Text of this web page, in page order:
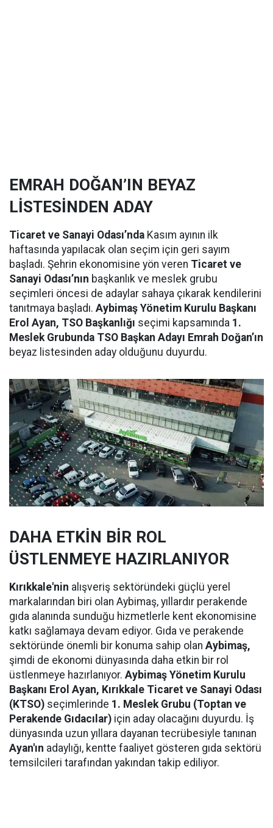
EMRAH DOĞAN’IN BEYAZ
LİSTESİNDEN ADAY
Ticaret ve Sanayi Odası’nda Kasım ayının ilk
haftasında yapılacak olan seçim için geri sayım
başladı. Şehrin ekonomisine yön veren Ticaret ve
Sanayi Odası’nın başkanlık ve meslek grubu
seçimleri öncesi de adaylar sahaya çıkarak kendilerini
tanıtmaya başladı. Aybimaş Yönetim Kurulu Başkanı
Erol Ayan, TSO Başkanlığı seçimi kapsamında 1.
Meslek Grubunda TSO Başkan Adayı Emrah Doğan’ın
beyaz listesinden aday olduğunu duyurdu.
DAHA ETKİN BİR ROL
ÜSTLENMEYE HAZIRLANIYOR
Kırıkkale'nin alışveriş sektöründeki güçlü yerel
markalarından biri olan Aybimaş, yıllardır perakende
gıda alanında sunduğu hizmetlerle kent ekonomisine
katkı sağlamaya devam ediyor. Gıda ve perakende
sektöründe önemli bir konuma sahip olan Aybimaş,
şimdi de ekonomi dünyasında daha etkin bir rol
üstlenmeye hazırlanıyor. Aybimaş Yönetim Kurulu
Başkanı Erol Ayan, Kırıkkale Ticaret ve Sanayi Odası
(KTSO) seçimlerinde 1. Meslek Grubu (Toptan ve
Perakende Gıdacılar) için aday olacağını duyurdu. İş
dünyasında uzun yıllara dayanan tecrübesiyle tanınan
Ayan'ın adaylığı, kentte faaliyet gösteren gıda sektörü
temsilcileri tarafından yakından takip ediliyor.